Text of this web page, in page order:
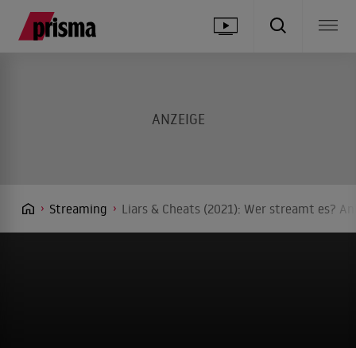
Streaming Liars & Cheats (2021): Wer streamt es?